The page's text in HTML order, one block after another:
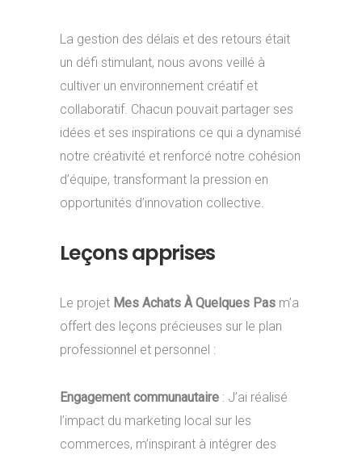
La gestion des délais et des retours était
un défi stimulant, nous avons veillé à
cultiver un environnement créatif et
collaboratif. Chacun pouvait partager ses
idées et ses inspirations ce qui a dynamisé
notre créativité et renforcé notre cohésion
d’équipe, transformant la pression en
opportunités d’innovation collective.
Leçons apprises
Le projet Mes Achats À Quelques Pas m’a
offert des leçons précieuses sur le plan
professionnel et personnel :
Engagement communautaire : J’ai réalisé
l’impact du marketing local sur les
commerces, m’inspirant à intégrer des